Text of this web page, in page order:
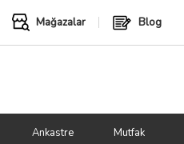
Mağazalar Blog
Ankastre Mutfak